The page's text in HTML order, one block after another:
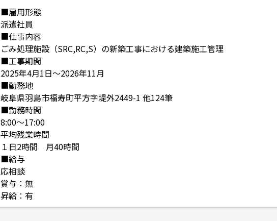
■雇用形態
派遣社員
■仕事内容
ごみ処理施設（SRC,RC,S）の新築工事における建築施工管理
■工事期間
2025年4月1日～2026年11月
■勤務地
岐阜県羽島市福寿町平方字堤外2449-1 他124筆
■勤務時間
8:00～17:00
平均残業時間
１日2時間 月40時間
■給与
応相談
賞与：無
昇給：有